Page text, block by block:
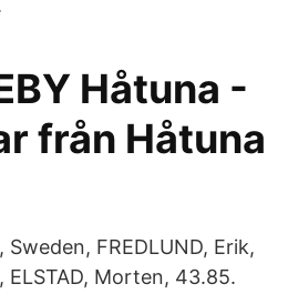
Håtuna -
från Håtuna
Sweden, FREDLUND, Erik,
Morten, 43.85.